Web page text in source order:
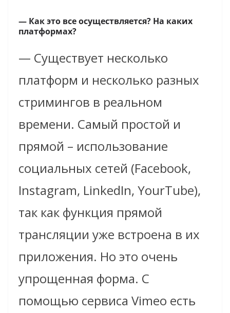
— Как это все осуществляется? На каких
платформах?
— Существует несколько
платформ и несколько разных
стримингов в реальном
времени. Самый простой и
прямой – использование
социальных сетей (Facebook,
Instagram, LinkedIn, YourTube),
так как функция прямой
трансляции уже встроена в их
приложения. Но это очень
упрощенная форма. С
помощью сервиса Vimeo есть